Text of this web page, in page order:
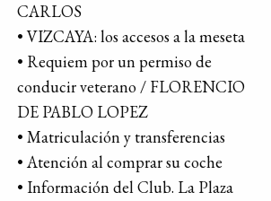
CARLOS
• VIZCAYA: los accesos a la meseta
• Requiem por un permiso de
conducir veterano / FLORENCIO
DE PABLO LOPEZ
• Matriculación y transferencias
• Atención al comprar su coche
• Información del Club. La Plaza